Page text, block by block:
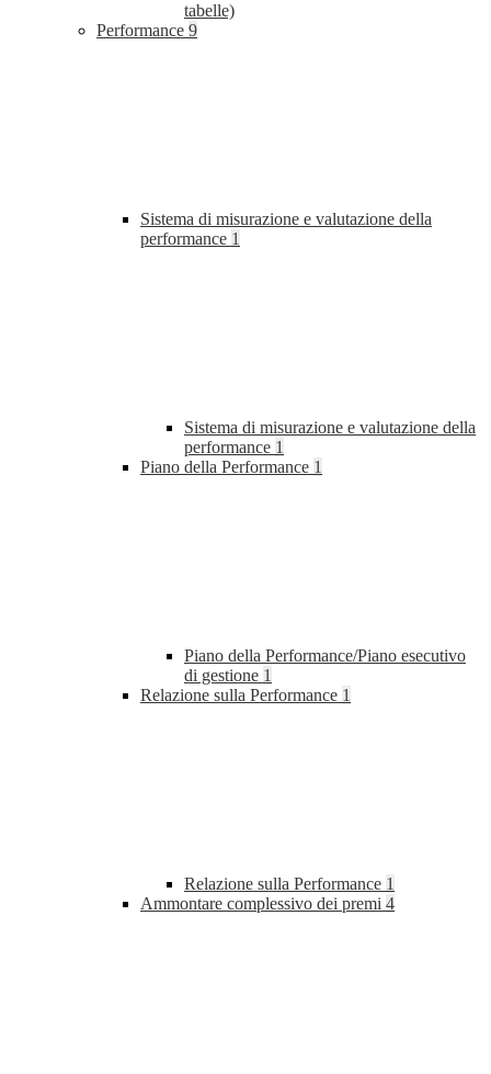
tabelle)
Performance 9
Sistema di misurazione e valutazione della
performance 1
Sistema di misurazione e valutazione della
performance 1
Piano della Performance 1
Piano della Performance/Piano esecutivo
di gestione 1
Relazione sulla Performance 1
Relazione sulla Performance 1
Ammontare complessivo dei premi 4